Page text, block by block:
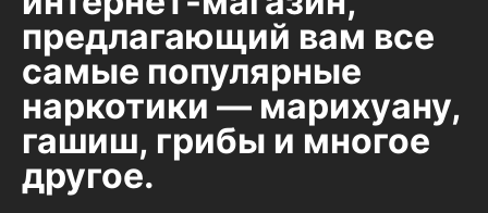
предлагающий вам все
самые популярные
наркотики — марихуану,
гашиш, грибы и многое
другое.